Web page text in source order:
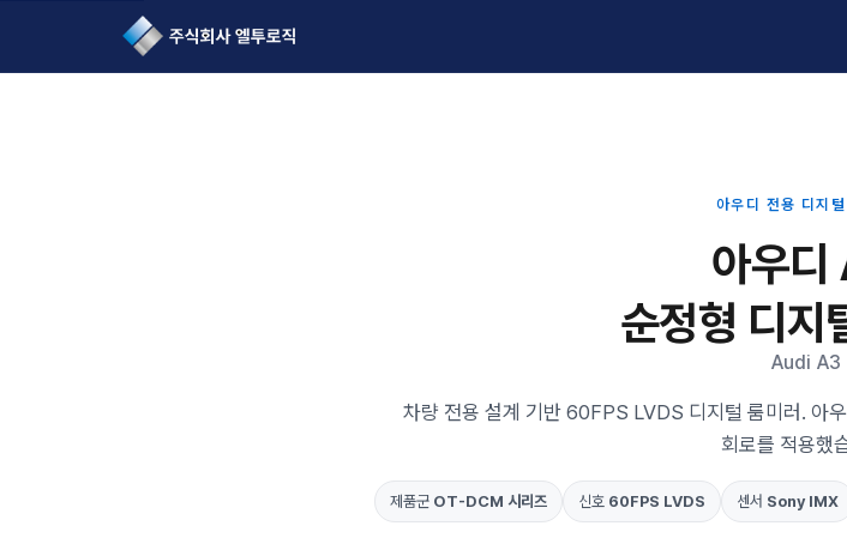
L2Logic 1onetake
아우디 전용 디지털
아우
순정형 디지
Audi A3
차량 전용 설계 기반 60FPS LVDS 디지털 룸미러. 아
회로를 적용했
제품군 OT-DCM 시리즈 신호 60FPS LVDS 센서 Sony IMX